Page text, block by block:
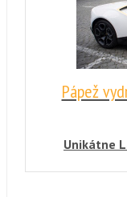
funguje na
vzduch
takáto
Pápež
Unikátne